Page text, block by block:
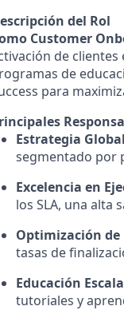
del Rol
Customer
de
de
para
Estrategia
segmentado por
Excelencia en
los SLA, una alta
Optimización de
tasas de
Educación
tutoriales y